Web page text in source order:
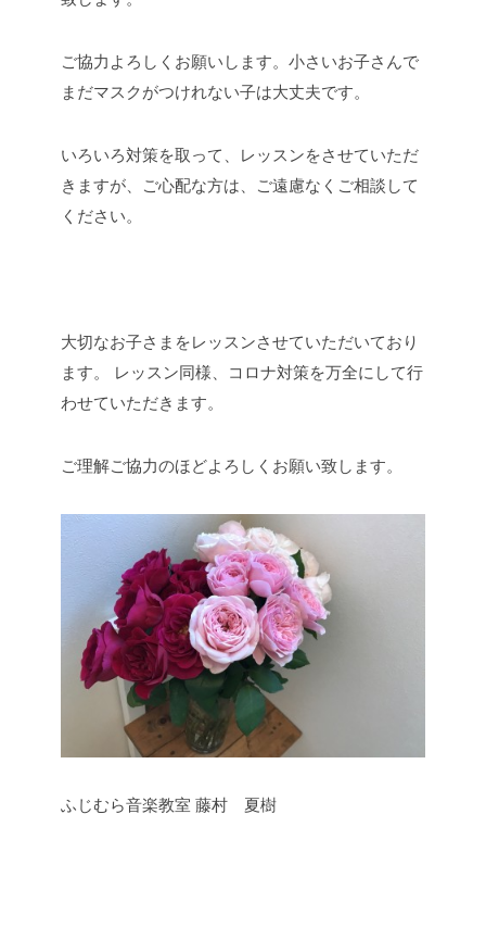
ご協力よろしくお願いします。小さいお子さんで
まだマスクがつけれない子は大丈夫です。
いろいろ対策を取って、レッスンをさせていただ
きますが、ご心配な方は、ご遠慮なくご相談して
ください。
大切なお子さまをレッスンさせていただいており
ます。
レッスン同様、コロナ対策を万全にして行
わせていただきます。
ご理解ご協力のほどよろしくお願い致します。
ふじむら音楽教室 藤村 夏樹